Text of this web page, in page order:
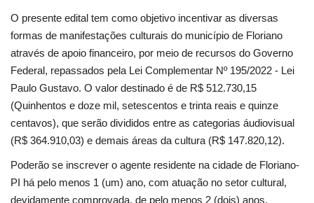
O presente edital tem como objetivo incentivar as diversas
formas de manifestações culturais do município de Floriano
através de apoio financeiro, por meio de recursos do Governo
Federal, repassados pela Lei Complementar Nº 195/2022 - Lei
Paulo Gustavo. O valor destinado é de R$ 512.730,15
(Quinhentos e doze mil, setescentos e trinta reais e quinze
centavos), que serão divididos entre as categorias áudiovisual
(R$ 364.910,03) e demais áreas da cultura (R$ 147.820,12).
Poderão se inscrever o agente residente na cidade de Floriano-
PI há pelo menos 1 (um) ano, com atuação no setor cultural,
devidamente comprovada, de pelo menos 2 (dois) anos,